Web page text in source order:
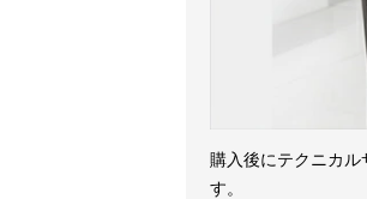
購入後にテクニカ
す。